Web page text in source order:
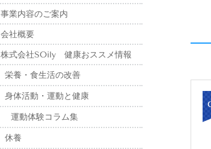
事業内容のご案内
会社概要
株式会社SOily 健康おススメ情報
栄養・食生活の改善
身体活動・運動と健康
運動体験コラム集
休養